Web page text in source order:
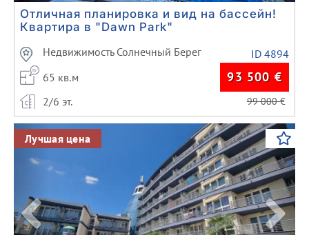
Отличная планировка и вид на бассейн!
Квартира в "Dawn Park"
Недвижимость Солнечный Берег
ID 4894
65 кв.м
93 500 €
2/6 эт. 99 000€
Previous Next
Лучшая цена